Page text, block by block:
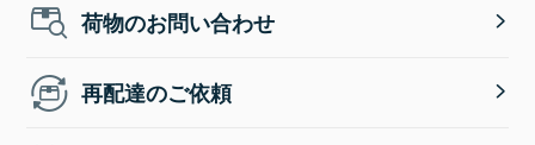
荷物のお問い合わせ
再配達のご依頼